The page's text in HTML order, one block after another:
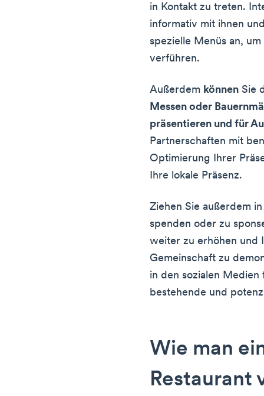
in Kontakt zu treten.
informativ mit ihnen
spezielle Menüs an,
verführen.
Außerdem können Sie
Messen oder
präsentieren und für
Partnerschaften mit
Optimierung Ihrer
Ihre lokale Präsenz.
Ziehen Sie außerdem
spenden oder zu
weiter zu erhöhen und
Gemeinschaft zu
in den sozialen
bestehende und
Wie man
Restaurant